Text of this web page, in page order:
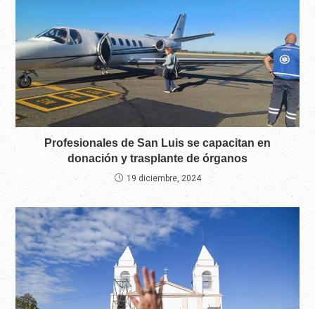
Profesionales de San Luis se capacitan en
donación y trasplante de órganos
19 diciembre, 2024